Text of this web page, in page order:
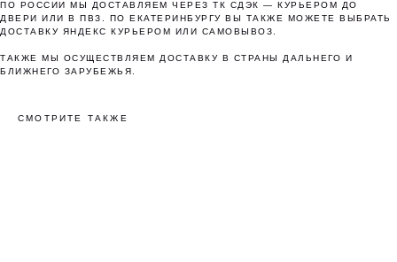
ПО РОССИИ МЫ ДОСТАВЛЯЕМ ЧЕРЕЗ ТК СДЭК — КУРЬЕРОМ ДО
ДВЕРИ ИЛИ В ПВЗ. ПО ЕКАТЕРИНБУРГУ ВЫ ТАКЖЕ МОЖЕТЕ ВЫБРАТЬ
ДОСТАВКУ ЯНДЕКС КУРЬЕРОМ ИЛИ САМОВЫВОЗ.
ТАКЖЕ МЫ ОСУЩЕСТВЛЯЕМ ДОСТАВКУ В СТРАНЫ ДАЛЬНЕГО И
БЛИЖНЕГО ЗАРУБЕЖЬЯ.
СМОТРИТЕ ТАКЖЕ